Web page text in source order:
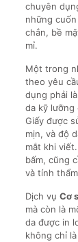
chuyên
những
chắn, bề
mỉ.
Một trong
theo yêu
dụng phải
da kỹ lưỡng
Giấy được
mịn, và độ
mắt khi
bấm, cũng
và tính
Dịch vụ Cơ
mà còn là
da được in
không chỉ